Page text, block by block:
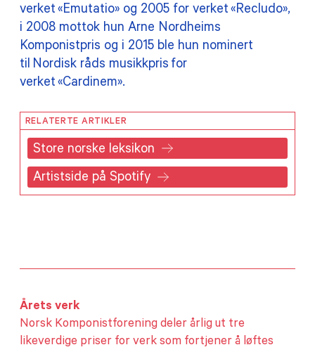
verket «Emutatio» og 2005 for verket «Recludo»,
i 2008 mottok hun Arne Nordheims
Komponistpris og i 2015 ble hun nominert
til Nordisk råds musikkpris for
verket «Cardinem».
RELATERTE ARTIKLER
Store norske leksikon
Artistside på Spotify
Årets verk
Norsk Komponistforening deler årlig ut tre
likeverdige priser for verk som fortjener å løftes